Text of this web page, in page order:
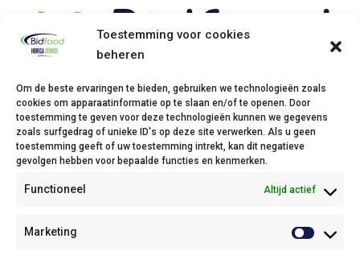
Toestemming voor cookies
beheren
Om de beste ervaringen te bieden, gebruiken we technologieën zoals
cookies om apparaatinformatie op te slaan en/of te openen. Door
toestemming te geven voor deze technologieën kunnen we gegevens
zoals surfgedrag of unieke ID's op deze site verwerken. Als u geen
toestemming geeft of uw toestemming intrekt, kan dit negatieve
gevolgen hebben voor bepaalde functies en kenmerken.
Functioneel Altijd actief
Marketing
Tel: +32(0)11/45 85 45